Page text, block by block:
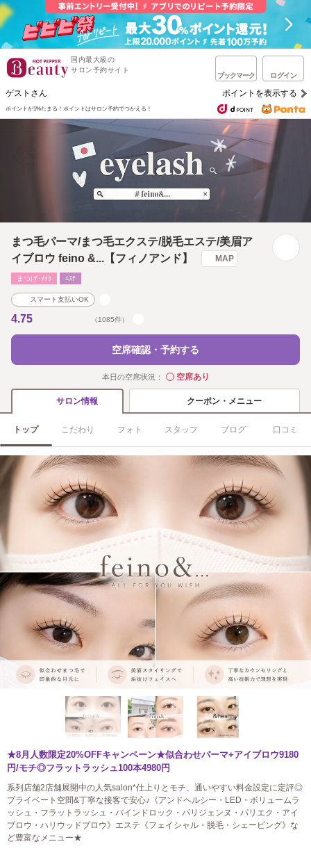
国内最大級の
サロン予約サイト
ブックマーク ログイン
ゲストさん ポイントを表示する
ポイントが1%たまる！ ポイントはサロン予約でつかえる！
まつ毛パーマ/まつ毛エクステ/脱毛エステ/美眉ア
イブロウ feino &...【フィノアンド】
MAP
まつげ･ﾒｲｸ ｴｽﾃ
スマート支払いOK
4.75 （1085件）
空席確認・予約する
本日の空席状況： ◯空席あり
サロン情報 クーポン・メニュー
トップ こだわり フォト スタッフ ブログ 口コミ
★8月人数限定20%OFFキャンペーン★似合わせパーマ+アイブロウ9180
円/モチ◎フラットラッシュ100本4980円
系列店舗2店舗展開中の人気salon*仕上りとモチ、通いやすい料金設定に定評◎
プライベート空間&丁寧な接客で安心♪《アンドヘルシー・LED・ボリュームラ
ッシュ・フラットラッシュ・バインドロック・パリジェンヌ・パリエク・アイ
ブロウ・ハリウッドブロウ》エステ《フェイシャル・脱毛・シェービング》な
ど豊富なメニュー★